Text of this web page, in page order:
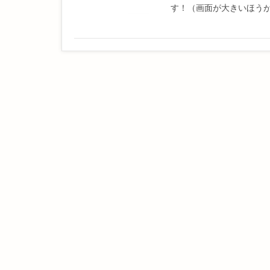
す！（画面が大きいほう